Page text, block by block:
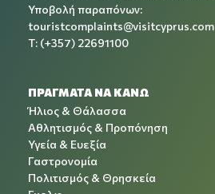
Υποβολή παραπόνων:
touristcomplaints@visitcyprus.com
T: (+357) 22691100
ΠΡΑΓΜΑΤΑ ΝΑ ΚΑΝΩ
Ήλιος & Θάλασσα
Αθλητισμός & Προπόνηση
Υγεία & Ευεξία
Γαστρονομία
Πολιτισμός & Θρησκεία